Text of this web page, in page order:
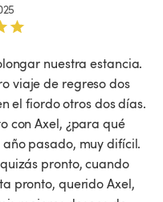
nuestra estancia.
viaje de regreso dos
el fiordo otros dos días.
con Axel, ¿para qué
pasado, muy difícil.
pronto, cuando
pronto, querido Axel,